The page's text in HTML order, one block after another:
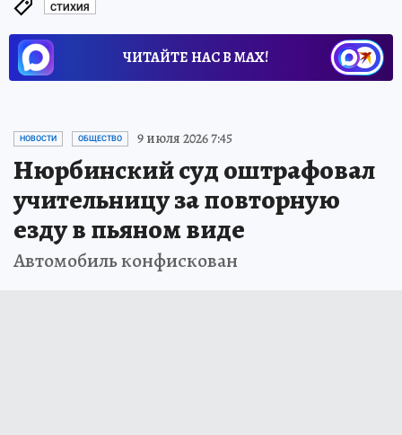
СТИХИЯ
ЧИТАЙТЕ НАС В МАХ!
НОВОСТИ ОБЩЕСТВО 9 июля 2026 7:45
Нюрбинский суд оштрафовал
учительницу за повторную
езду в пьяном виде
Автомобиль конфискован